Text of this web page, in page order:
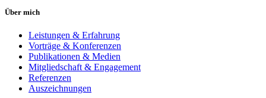
Über mich
Leistungen & Erfahrung
Vorträge & Konferenzen
Publikationen & Medien
Mitgliedschaft & Engagement
Referenzen
Auszeichnungen